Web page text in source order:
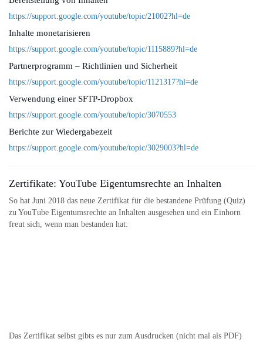
https://support.google.com/youtube/topic/21002?hl=de
Inhalte monetarisieren
https://support.google.com/youtube/topic/1115889?hl=de
Partnerprogramm – Richtlinien und Sicherheit
https://support.google.com/youtube/topic/1121317?hl=de
Verwendung einer SFTP-Dropbox
https://support.google.com/youtube/topic/3070553
Berichte zur Wiedergabezeit
https://support.google.com/youtube/topic/3029003?hl=de
Zertifikate: YouTube Eigentumsrechte an Inhalten
So hat Juni 2018 das neue Zertifikat für die bestandene Prüfung (Quiz)
zu YouTube Eigentumsrechte an Inhalten ausgesehen und ein Einhorn
freut sich, wenn man bestanden hat:
Das Zertifikat selbst gibts es nur zum Ausdrucken (nicht mal als PDF)